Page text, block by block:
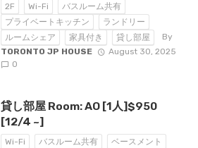
2F Wi-Fi
バスルーム共有
プライベートキッチン
ランドリー
ルームシェア
家具付き 貸し部屋
By
TORONTO JP HOUSE
August 30, 2025
0
貸し部屋 Room: AO [1人]$950
[12/4 ~]
Wi-Fi バスルーム共有
ベースメント